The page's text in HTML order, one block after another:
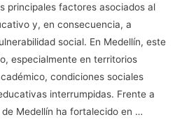
principales factores asociados al
y, en consecuencia, a
social. En Medellín, este
especialmente en territorios
condiciones sociales
interrumpidas. Frente a
Medellín ha fortalecido en …